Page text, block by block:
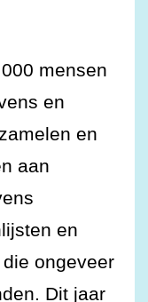
mensen
en
en
aan
en
ongeveer
Dit jaar